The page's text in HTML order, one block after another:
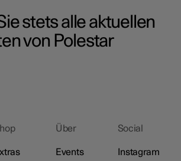
stets alle aktuellen
von Polestar
Über
Events
Social
Instagram